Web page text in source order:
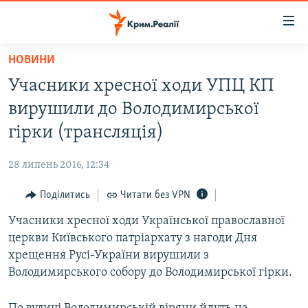
Перейти
основного
матеріалу
Перейти
до
основної
Перейти
пошуку
ВІДЕО ТА ФОТО
БЛОГИ
ПОГЛЯД
ІНТЕРВ'Ю
ВСЕ ЗА ДЕНЬ
СПЕЦПРОЕКТИ
НОВИНИ
Учасники хресної ходи УПЦ КП
вирушили до Володимирської
гірки (трансляція)
28 липень 2016, 12:34
Поділитись Читати без VPN
Учасники хресної ходи Української православної
церкви Київського патріархату з нагоди Дня
хрещення Русі-України вирушили з
Володимирського собору до Володимирської гірки.